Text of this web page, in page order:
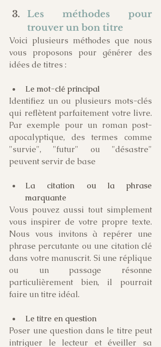
Les méthodes pour
trouver un bon titre
Voici plusieurs méthodes que nous
vous proposons pour générer des
idées de titres :
Le mot-clé principal
Identifiez un ou plusieurs mots-clés
qui reflètent parfaitement votre livre.
Par exemple pour un roman post-
apocalyptique, des termes comme
"survie", "futur" ou "désastre"
peuvent servir de base
La citation ou la phrase
marquante
Vous pouvez aussi tout simplement
vous inspirer de votre propre texte.
Nous vous invitons à repérer une
phrase percutante ou une citation clé
dans votre manuscrit. Si une réplique
ou un passage résonne
particulièrement bien, il pourrait
faire un titre idéal.
Le titre en question
Poser une question dans le titre peut
intriguer le lecteur et éveiller sa